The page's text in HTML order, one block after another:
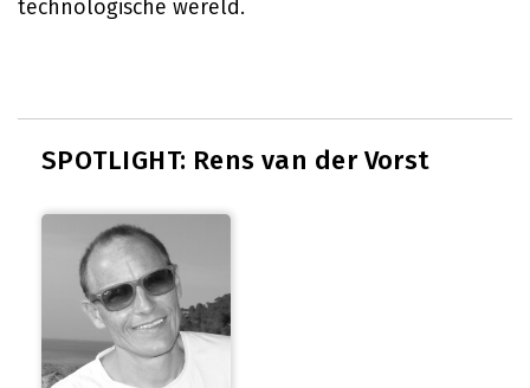
technologische wereld.
SPOTLIGHT: Rens van der Vorst